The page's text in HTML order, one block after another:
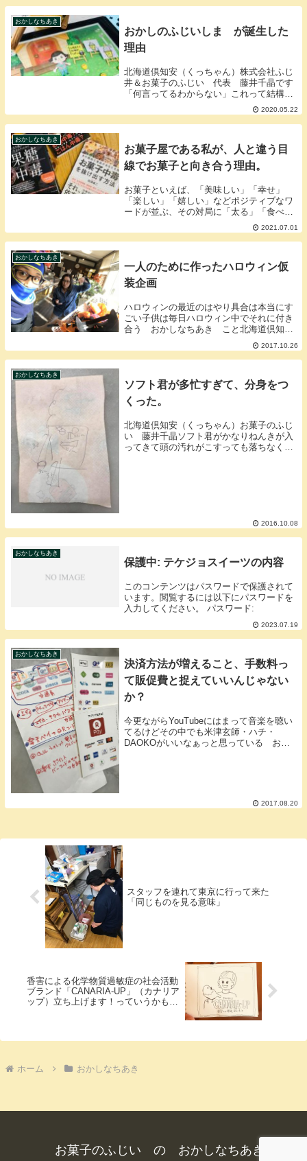
おかしなちあき
おかしのふじいしま が誕生した
理由
北海道倶知安（くっちゃん）株式会社ふじ
井＆お菓子のふじい 代表 藤井千晶です
「何言ってるわからない」これって結構、
私が話してると、人から言われる言葉。頭
の中にあるもの伝える時、特にそれがカタ
チになっていない時、言語化が物凄い下手
2020.05.22
おかしなちあき
お菓子屋である私が、人と違う目
線でお菓子と向き合う理由。
お菓子といえば、「美味しい」「幸せ」
「楽しい」「嬉しい」などポジティブなワ
ードが並ぶ、その対局に「太る」「食べす
ぎ」「糖尿」「体に良くない」というネガ
ティブなワードも並ぶ。私自身、仕事柄
試食が続くともともと太りやすい体質で、
2021.07.01
おかしなちあき
一人のために作ったハロウィン仮
装企画
ハロウィンの最近のはやり具合は本当にす
ごい子供は毎日ハロウィン中でそれに付き
合う おかしなちあき こと北海道倶知安
（くっちゃん）お菓子のふじい 代表 藤
井千晶 ですあるお客様からメッセージが
来るいつも来てくれる、バイカーの常連さ
2017.10.26
おかしなちあき
ソフト君が多忙すぎて、分身をつ
くった。
北海道倶知安（くっちゃん）お菓子のふじ
い 藤井千晶ソフト君がかなりねんきが入
ってきて頭の汚れがこすっても落ちなくな
2016.10.08
おかしなちあき
保護中: テケジョスイーツの内容
このコンテンツはパスワードで保護されて
います。閲覧するには以下にパスワードを
入力してください。 パスワード:
2023.07.19
おかしなちあき
決済方法が増えること、手数料っ
て販促費と捉えていいんじゃない
か？
今更ながらYouTubeにはまって音楽を聴い
てるけどその中でも米津玄師・ハチ・
DAOKOがいいなぁっと思っている おか
2017.08.20
スタッフを連れて東京に行って来た
「同じものを見る意味」
香害による化学物質過敏症の社会活動
ブランド「CANARIA-UP」（カナリア
ップ）立ち上げます！っていうかもう
ホーム おかしなちあき
お菓子のふじい の おかしなちあき